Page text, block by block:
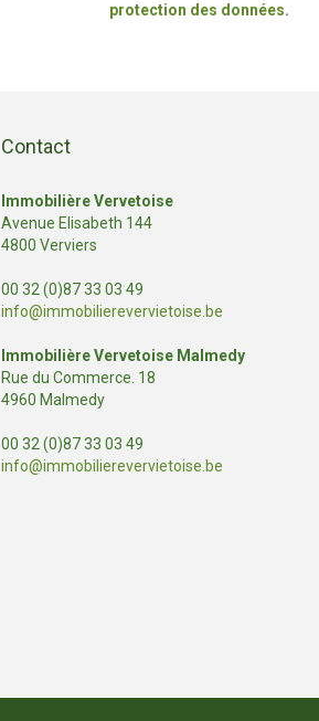
protection des données.
Contact
Immobilière Vervetoise
Avenue Elisabeth 144
4800 Verviers
00 32 (0)87 33 03 49
info@immobilierevervietoise.be
Immobilière Vervetoise Malmedy
Rue du Commerce. 18
4960 Malmedy
00 32 (0)87 33 03 49
info@immobilierevervietoise.be